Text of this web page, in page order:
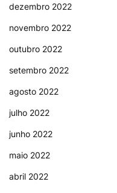
dezembro 2022
novembro 2022
outubro 2022
setembro 2022
agosto 2022
julho 2022
junho 2022
maio 2022
abril 2022